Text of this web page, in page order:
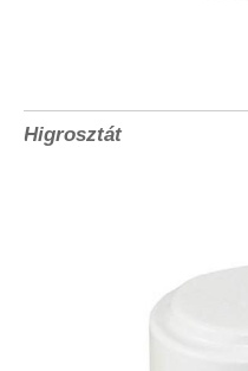
Higrosztát